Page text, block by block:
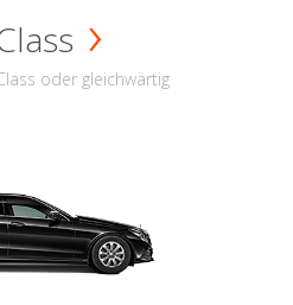
oder gleichwärtig